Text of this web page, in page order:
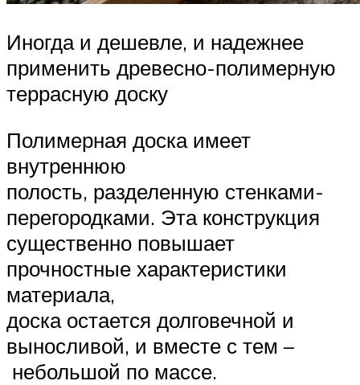
Иногда и дешевле, и надежнее
применить древесно-полимерную
террасную доску
Полимерная доска имеет
внутреннюю
полость, разделенную стенками-
перегородками. Эта конструкция
существенно повышает
прочностные характеристики
материала,
доска остается долговечной и
выносливой, и вместе с тем –
небольшой по массе.